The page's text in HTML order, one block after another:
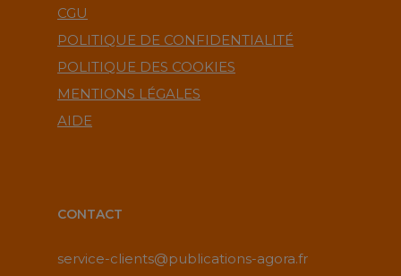
CGU
POLITIQUE DE CONFIDENTIALITÉ
POLITIQUE DES COOKIES
MENTIONS LÉGALES
AIDE
CONTACT
service-clients@publications-agora.fr